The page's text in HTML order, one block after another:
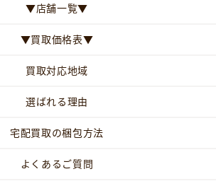
▼店舗一覧▼
▼買取価格表▼
買取対応地域
選ばれる理由
宅配買取の梱包方法
よくあるご質問